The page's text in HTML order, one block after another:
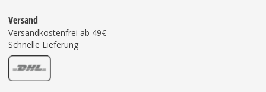
Versand
Versandkostenfrei ab 49€
Schnelle Lieferung